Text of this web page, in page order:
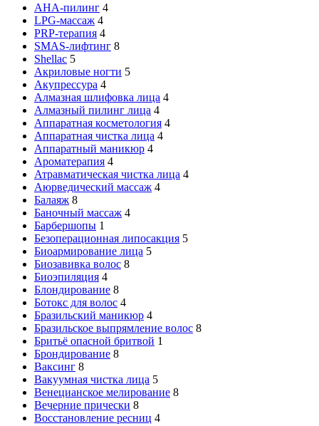
AHA-пилинг 4
LPG-массаж 4
PRP-терапия 4
SMAS-лифтинг 8
Shellac 5
Акриловые ногти 5
Акупрессура 4
Алмазная шлифовка лица 4
Алмазный пилинг лица 4
Аппаратная косметология 4
Аппаратная чистка лица 4
Аппаратный маникюр 4
Ароматерапия 4
Атравматическая чистка лица 4
Аюрведический массаж 4
Балаяж 8
Баночный массаж 4
Барбершопы 1
Безоперационная липосакция 5
Биоармирование лица 5
Биозавивка волос 8
Биоэпиляция 4
Блондирование 8
Ботокс для волос 4
Бразильский маникюр 4
Бразильское выпрямление волос 8
Бритьё опасной бритвой 1
Брондирование 8
Ваксинг 8
Вакуумная чистка лица 5
Венецианское мелирование 8
Вечерние прически 8
Восстановление ресниц 4